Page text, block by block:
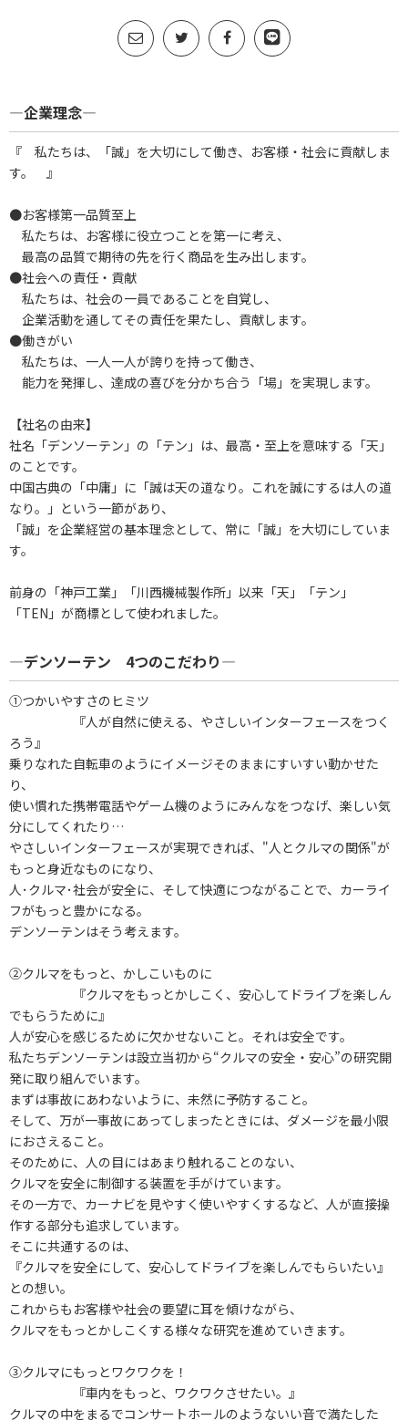
―企業理念―
『 私たちは、「誠」を大切にして働き、お客様・社会に貢献しま
す。 』
●お客様第一品質至上
私たちは、お客様に役立つことを第一に考え、
最高の品質で期待の先を行く商品を生み出します。
●社会への責任・貢献
私たちは、社会の一員であることを自覚し、
企業活動を通してその責任を果たし、貢献します。
●働きがい
私たちは、一人一人が誇りを持って働き、
能力を発揮し、達成の喜びを分かち合う「場」を実現します。
【社名の由来】
社名「デンソーテン」の「テン」は、最高・至上を意味する「天」
のことです。
中国古典の「中庸」に「誠は天の道なり。これを誠にするは人の道
なり。」という一節があり、
「誠」を企業経営の基本理念として、常に「誠」を大切にしていま
す。
前身の「神戸工業」「川西機械製作所」以来「天」「テン」
「TEN」が商標として使われました。
―デンソーテン 4つのこだわり―
①つかいやすさのヒミツ
『人が自然に使える、やさしいインターフェースをつく
ろう』
乗りなれた自転車のようにイメージそのままにすいすい動かせた
り、
使い慣れた携帯電話やゲーム機のようにみんなをつなげ、楽しい気
分にしてくれたり…
やさしいインターフェースが実現できれば、"人とクルマの関係"が
もっと身近なものになり、
人･クルマ･社会が安全に、そして快適につながることで、カーライ
フがもっと豊かになる。
デンソーテンはそう考えます。
②クルマをもっと、かしこいものに
『クルマをもっとかしこく、安心してドライブを楽しん
でもらうために』
人が安心を感じるために欠かせないこと。それは安全です。
私たちデンソーテンは設立当初から“クルマの安全・安心”の研究開
発に取り組んでいます。
まずは事故にあわないように、未然に予防すること。
そして、万が一事故にあってしまったときには、ダメージを最小限
におさえること。
そのために、人の目にはあまり触れることのない、
クルマを安全に制御する装置を手がけています。
その一方で、カーナビを見やすく使いやすくするなど、人が直接操
作する部分も追求しています。
そこに共通するのは、
『クルマを安全にして、安心してドライブを楽しんでもらいたい』
との想い。
これからもお客様や社会の要望に耳を傾けながら、
クルマをもっとかしこくする様々な研究を進めていきます。
③クルマにもっとワクワクを！
『車内をもっと、ワクワクさせたい。』
クルマの中をまるでコンサートホールのようないい音で満たした